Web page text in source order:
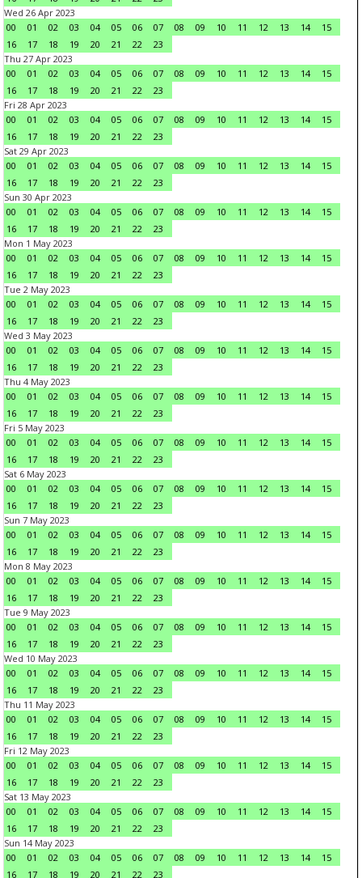
Wed 26 Apr 2023
00
01 02 03 04 05 06 07 08 09 10 11 12 13 14
15
16
17 18 19 20 21 22
23
Thu 27 Apr 2023
00
01 02 03 04 05 06 07 08 09 10 11 12 13 14
15
16
17 18 19 20 21 22
23
Fri 28 Apr 2023
00
01 02 03 04 05 06 07 08 09 10 11 12 13 14
15
16
17 18 19 20 21 22
23
Sat 29 Apr 2023
00
01 02 03 04 05 06 07 08 09 10 11 12 13 14
15
16
17 18 19 20 21 22
23
Sun 30 Apr 2023
00
01 02 03 04 05 06 07 08 09 10 11 12 13 14
15
16
17 18 19 20 21 22
23
Mon 1 May 2023
00
01 02 03 04 05 06 07 08 09 10 11 12 13 14
15
16
17 18 19 20 21 22
23
Tue 2 May 2023
00
01 02 03 04 05 06 07 08 09 10 11 12 13 14
15
16
17 18 19 20 21 22
23
Wed 3 May 2023
00
01 02 03 04 05 06 07 08 09 10 11 12 13 14
15
16
17 18 19 20 21 22
23
Thu 4 May 2023
00
01 02 03 04 05 06 07 08 09 10 11 12 13 14
15
16
17 18 19 20 21 22
23
Fri 5 May 2023
00
01 02 03 04 05 06 07 08 09 10 11 12 13 14
15
16
17 18 19 20 21 22
23
Sat 6 May 2023
00
01 02 03 04 05 06 07 08 09 10 11 12 13 14
15
16
17 18 19 20 21 22
23
Sun 7 May 2023
00
01 02 03 04 05 06 07 08 09 10 11 12 13 14
15
16
17 18 19 20 21 22
23
Mon 8 May 2023
00
01 02 03 04 05 06 07 08 09 10 11 12 13 14
15
16
17 18 19 20 21 22
23
Tue 9 May 2023
00
01 02 03 04 05 06 07 08 09 10 11 12 13 14
15
16
17 18 19 20 21 22
23
Wed 10 May 2023
00
01 02 03 04 05 06 07 08 09 10 11 12 13 14
15
16
17 18 19 20 21 22
23
Thu 11 May 2023
00
01 02 03 04 05 06 07 08 09 10 11 12 13 14
15
16
17 18 19 20 21 22
23
Fri 12 May 2023
00
01 02 03 04 05 06 07 08 09 10 11 12 13 14
15
16
17 18 19 20 21 22
23
Sat 13 May 2023
00
01 02 03 04 05 06 07 08 09 10 11 12 13 14
15
16
17 18 19 20 21 22
23
Sun 14 May 2023
00
01 02 03 04 05 06 07 08 09 10 11 12 13 14
15
16
17 18 19 20 21 22 23